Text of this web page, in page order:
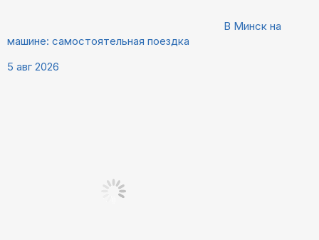
В Минск на
машине: самостоятельная поездка
5 авг 2026